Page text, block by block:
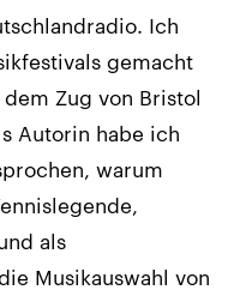
Ich
gemacht
Zug von Bristol
Autorin habe ich
warum
als
Musikauswahl von